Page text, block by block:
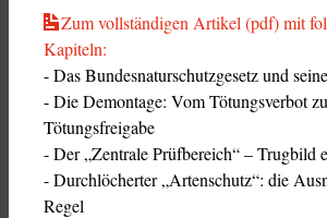
Zum vollständigen Artikel (pdf) mit
Kapiteln:
- Das Bundesnaturschutzgesetz und
- Die Demontage: Vom Tötungsverbot
Tötungsfreigabe
- Der „Zentrale Prüfbereich“ – Trugbild
- Durchlöcherter „Artenschutz“: die
Regel